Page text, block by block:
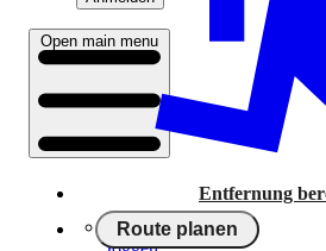
Open main menu
Entfernung
Route planen